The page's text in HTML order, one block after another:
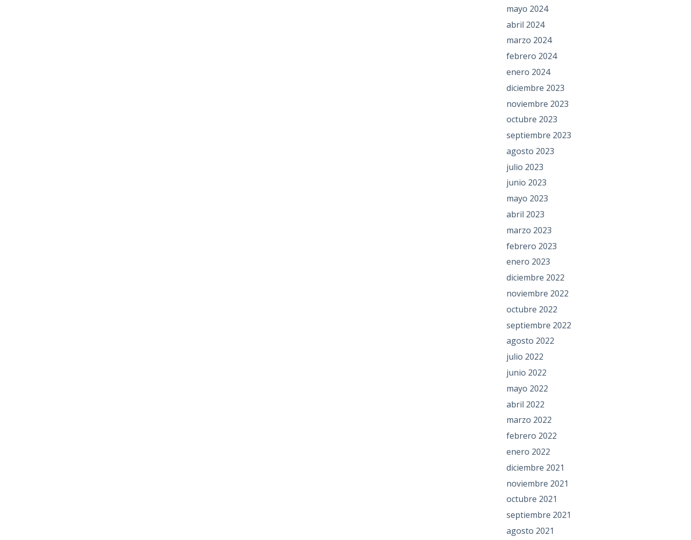
mayo 2024
abril 2024
marzo 2024
febrero 2024
enero 2024
diciembre 2023
noviembre 2023
octubre 2023
septiembre 2023
agosto 2023
julio 2023
junio 2023
mayo 2023
abril 2023
marzo 2023
febrero 2023
enero 2023
diciembre 2022
noviembre 2022
octubre 2022
septiembre 2022
agosto 2022
julio 2022
junio 2022
mayo 2022
abril 2022
marzo 2022
febrero 2022
enero 2022
diciembre 2021
noviembre 2021
octubre 2021
septiembre 2021
agosto 2021